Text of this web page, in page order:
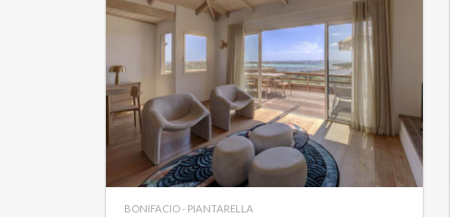
BONIFACIO - PIANTARELLA